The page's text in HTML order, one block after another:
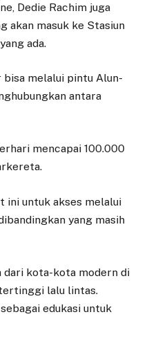
Dedie Rachim juga
akan masuk ke Stasiun
ada.
bisa melalui pintu Alun-
antara
mencapai 100.000
ini untuk akses melalui
yang masih
dari kota-kota modern di
lalu lintas.
edukasi untuk
dengan
Dinkukmdagin,
Inflasi dan
Penguatan UMKM
DPRD Kota Bogor
Koperasi, Usaha